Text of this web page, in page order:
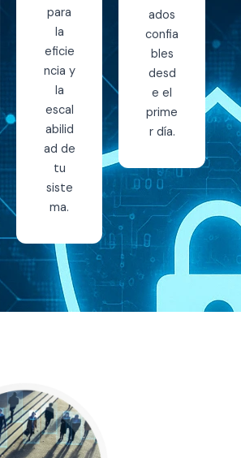
para
la
eficie
ncia y
la
escal
abilid
ad de
tu
siste
ma.
ados
confia
bles
desd
e el
prime
r día.